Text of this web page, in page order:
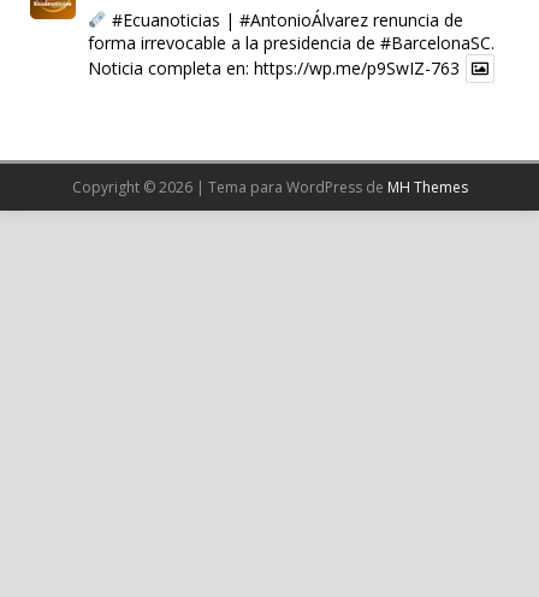
#Ecuanoticias | #AntonioÁlvarezrenuncia de
forma irrevocable a la presidencia de #BarcelonaSC.
Noticia completa en: https://wp.me/p9SwIZ-763
Cargar más
Copyright © 2026 | Tema para WordPress de MH Themes